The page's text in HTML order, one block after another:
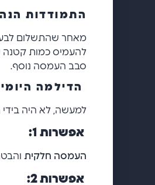
התמודדות
מאחר שהתשלום
להעמיס כמות קטנה
סבב העמסה נוסף.
הדילמה
למעשה, לא היה
אפשרות 1 :
העמסה חלקית
אפשרות 2 :